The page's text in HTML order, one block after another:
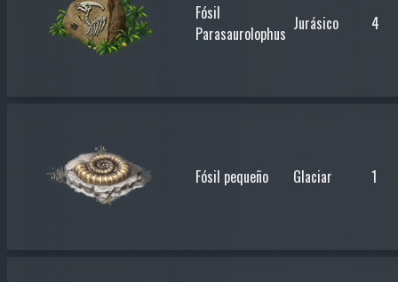
Fósil
Parasaurolophus Jurásico 4
Fósil pequeño Glaciar 1